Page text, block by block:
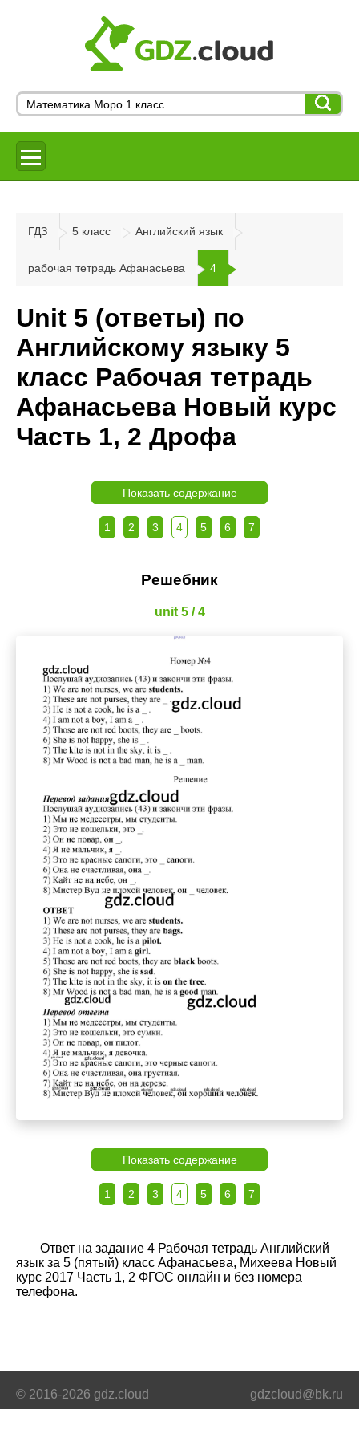
ГДЗ 5 класс Английский язык
рабочая тетрадь Афанасьева 4
Unit 5 (ответы) по
Английскому языку 5
класс Рабочая тетрадь
Афанасьева Новый курс
Часть 1, 2 Дрофа
Показать содержание
1 2 3 4 5 6 7
Решебник
unit 5 / 4
Показать содержание
1 2 3 4 5 6 7
Ответ на задание 4 Рабочая тетрадь Английский
язык за 5 (пятый) класс Афанасьева, Михеева Новый
курс 2017 Часть 1, 2 ФГОС онлайн и без номера
телефона.
© 2016-2026 gdz.cloud gdzcloud@bk.ru